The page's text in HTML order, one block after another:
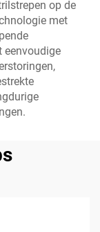
op de
met
eenvoudige